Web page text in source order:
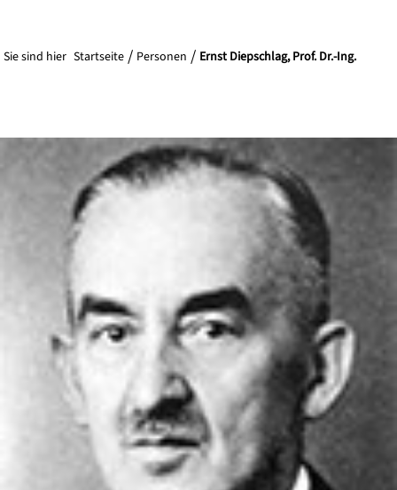
Sie sind hier Startseite Personen Ernst Diepschlag, Prof. Dr.-Ing.